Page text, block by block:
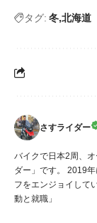
タグ: 冬 北海道
さすライダー
バイクで日本2周、
ダー」です。 2019
フをエンジョイして
動と就職」